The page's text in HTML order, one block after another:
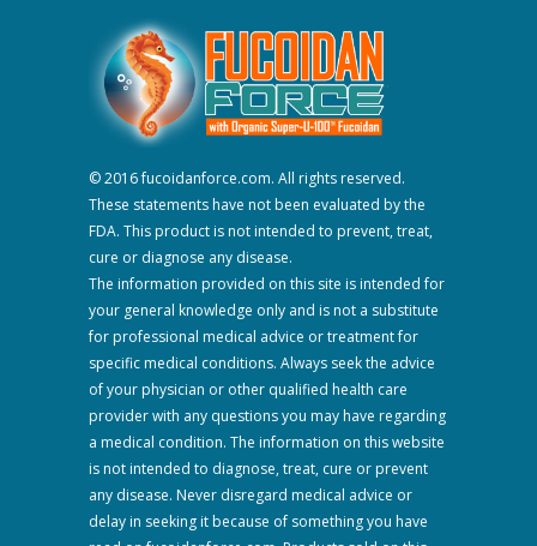
© 2016 fucoidanforce.com. All rights reserved.
These statements have not been evaluated by the
FDA. This product is not intended to prevent, treat,
cure or diagnose any disease.
The information provided on this site is intended for
your general knowledge only and is not a substitute
for professional medical advice or treatment for
specific medical conditions. Always seek the advice
of your physician or other qualified health care
provider with any questions you may have regarding
a medical condition. The information on this website
is not intended to diagnose, treat, cure or prevent
any disease. Never disregard medical advice or
delay in seeking it because of something you have